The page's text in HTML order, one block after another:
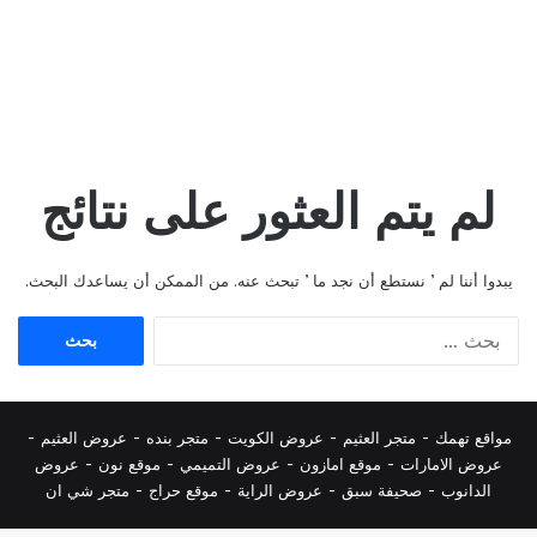
لم يتم العثور على نتائج
يبدوا أننا لم ’ نستطع أن نجد ما ’ تبحث عنه. من الممكن أن يساعدك البحث.
مواقع تهمك - متجر العثيم - عروض الكويت - متجر بنده - عروض العثيم -
عروض الامارات - موقع امازون - عروض التميمي - موقع نون - عروض
الدانوب - صحيفة سبق - عروض الراية - موقع حراج - متجر شي ان